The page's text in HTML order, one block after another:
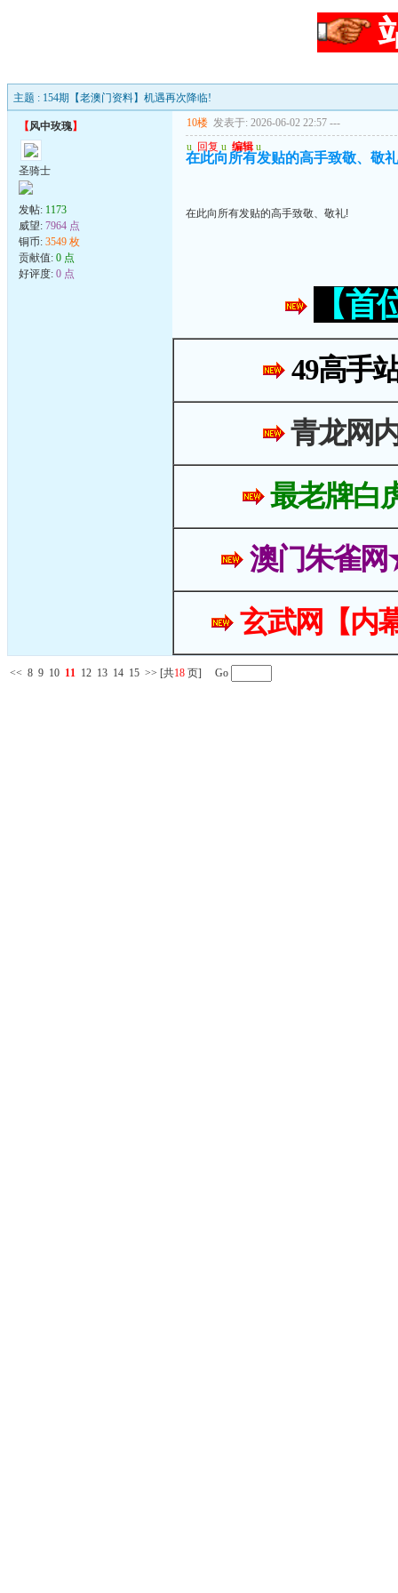
主题 : 154期【老澳门资料】机遇再次降临!
【风中玫瑰】
圣骑士
发帖: 1173
威望: 7964 点
铜币: 3549 枚
贡献值: 0 点
好评度: 0 点
10楼 发表于: 2026-06-02 22:57 ---
u 回复 u 编辑 u
在此向所有发贴的高手致敬、敬
在此向所有发贴的高手致敬、敬礼!
【
49高手
青龙网
最老牌白
澳门朱雀
玄武网【内
<< 8 9 10 11 12 13 14 15 >> [共18 页] Go